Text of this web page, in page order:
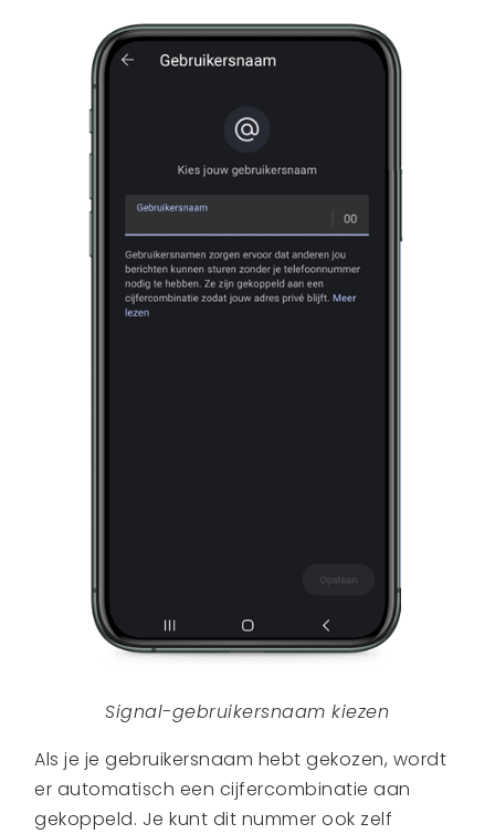
Signal-gebruikersnaam kiezen
Als je je gebruikersnaam hebt gekozen, wordt
er automatisch een cijfercombinatie aan
gekoppeld. Je kunt dit nummer ook zelf